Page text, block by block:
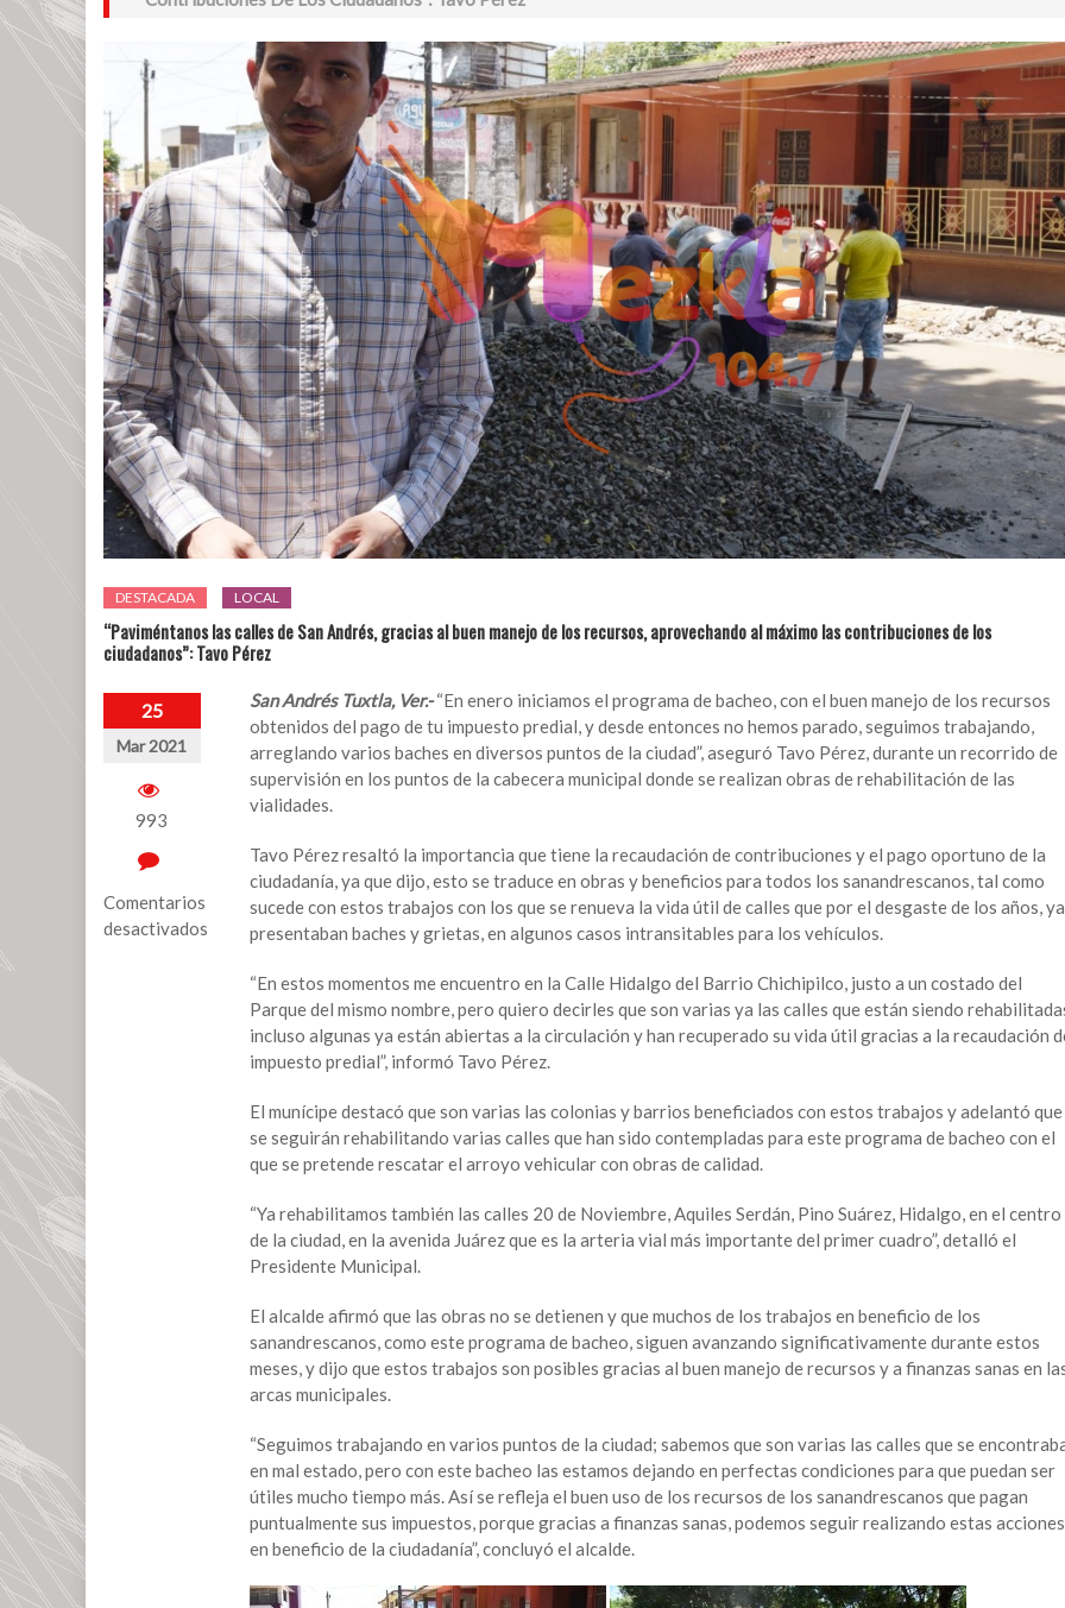
DESTACADA LOCAL
“Paviméntanos las calles de San Andrés, gracias al buen manejo de los recursos, aprovechando al máximo las contribuciones de los
ciudadanos”: Tavo Pérez
25
Mar 2021
993
Comentarios
desactivados
San Andrés Tuxtla, Ver.- “En enero iniciamos el programa de bacheo, con el buen manejo de los recursos
obtenidos del pago de tu impuesto predial, y desde entonces no hemos parado, seguimos trabajando,
arreglando varios baches en diversos puntos de la ciudad”, aseguró Tavo Pérez, durante un recorrido de
supervisión en los puntos de la cabecera municipal donde se realizan obras de rehabilitación de las
vialidades.
Tavo Pérez resaltó la importancia que tiene la recaudación de contribuciones y el pago oportuno de la
ciudadanía, ya que dijo, esto se traduce en obras y beneficios para todos los sanandrescanos, tal como
sucede con estos trabajos con los que se renueva la vida útil de calles que por el desgaste de los años, ya
presentaban baches y grietas, en algunos casos intransitables para los vehículos.
“En estos momentos me encuentro en la Calle Hidalgo del Barrio Chichipilco, justo a un costado del
Parque del mismo nombre, pero quiero decirles que son varias ya las calles que están siendo
incluso algunas ya están abiertas a la circulación y han recuperado su vida útil gracias a la recaudación
impuesto predial”, informó Tavo Pérez.
El munícipe destacó que son varias las colonias y barrios beneficiados con estos trabajos y adelantó que
se seguirán rehabilitando varias calles que han sido contempladas para este programa de bacheo con el
que se pretende rescatar el arroyo vehicular con obras de calidad.
“Ya rehabilitamos también las calles 20 de Noviembre, Aquiles Serdán, Pino Suárez, Hidalgo, en el centro
de la ciudad, en la avenida Juárez que es la arteria vial más importante del primer cuadro”, detalló el
Presidente Municipal.
El alcalde afirmó que las obras no se detienen y que muchos de los trabajos en beneficio de los
sanandrescanos, como este programa de bacheo, siguen avanzando significativamente durante estos
meses, y dijo que estos trabajos son posibles gracias al buen manejo de recursos y a finanzas sanas en
arcas municipales.
“Seguimos trabajando en varios puntos de la ciudad; sabemos que son varias las calles que se
en mal estado, pero con este bacheo las estamos dejando en perfectas condiciones para que puedan ser
útiles mucho tiempo más. Así se refleja el buen uso de los recursos de los sanandrescanos que pagan
puntualmente sus impuestos, porque gracias a finanzas sanas, podemos seguir realizando estas acciones
en beneficio de la ciudadanía”, concluyó el alcalde.